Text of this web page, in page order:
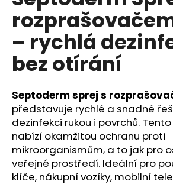
hvězdiček.
– rychlá
bez otírání
Septoderm sprej s
představuje rychlé a snadné
dezinfekci rukou i povrchů.
nabízí okamžitou ochranu proti
mikroorganismům, a to jak pro
veřejné prostředí. Ideální pro
klíče, nákupní vozíky, mobilní
a
j
í
t
?
HLEDAT